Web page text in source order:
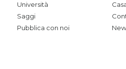
Università
Saggi
Pubblica con noi